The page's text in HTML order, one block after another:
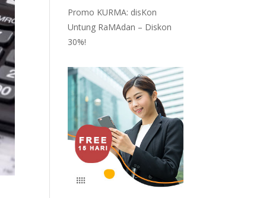
Promo KURMA: disKon
Untung RaMAdan – Diskon
30%!